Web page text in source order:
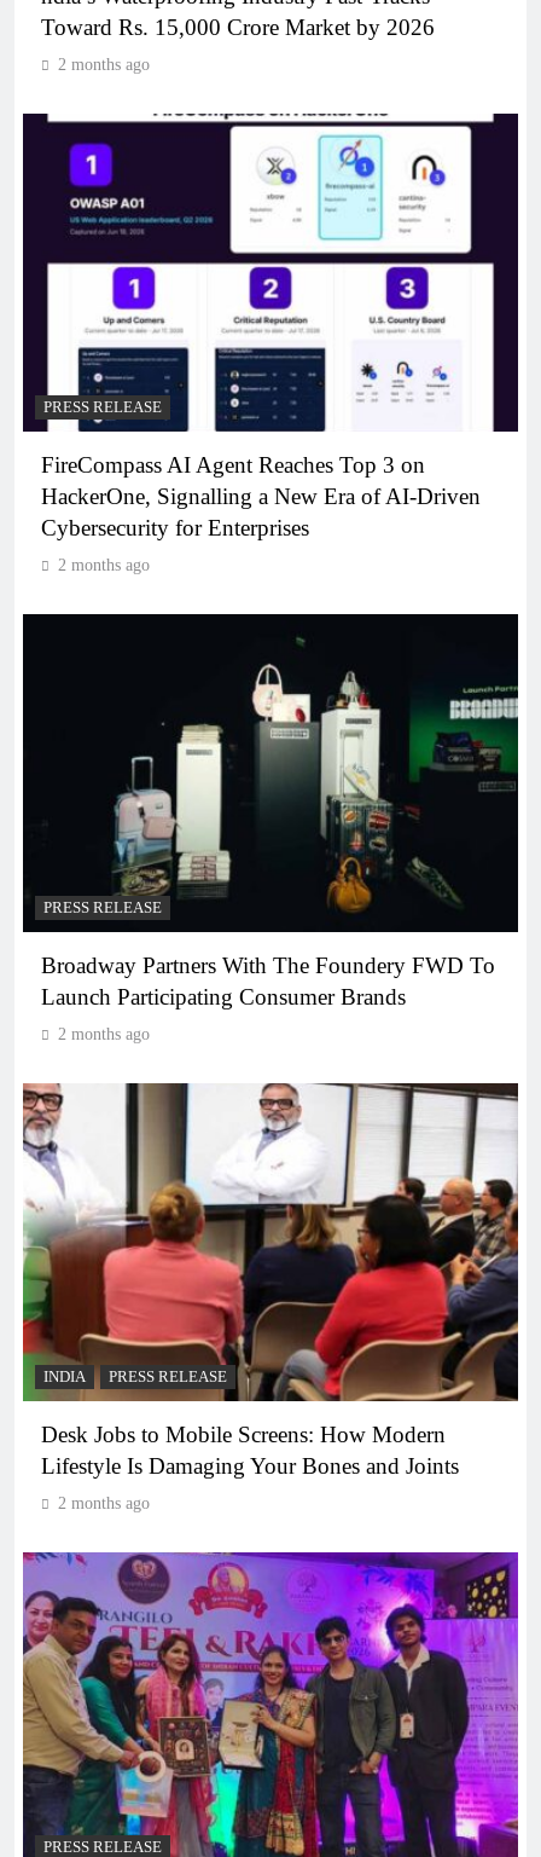
Toward Rs. 15,000 Crore Market by 2026
2 months ago
PRESS RELEASE
FireCompass AI Agent Reaches Top 3 on
HackerOne, Signalling a New Era of AI-Driven
Cybersecurity for Enterprises
2 months ago
PRESS RELEASE
Broadway Partners With The Foundery FWD To
Launch Participating Consumer Brands
2 months ago
INDIA PRESS RELEASE
Desk Jobs to Mobile Screens: How Modern
Lifestyle Is Damaging Your Bones and Joints
2 months ago
PRESS RELEASE